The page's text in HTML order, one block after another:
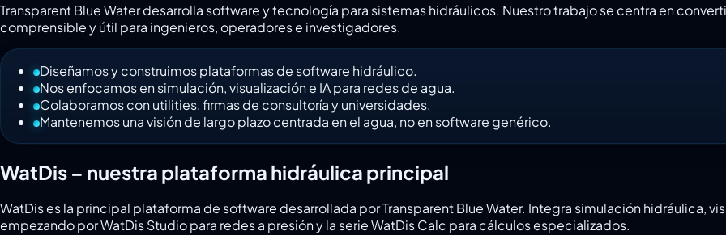
Transparent Blue Water desarrolla software y tecnología para sistemas hidráulicos. Nuestro trabajo se centra en
comprensible y útil para ingenieros, operadores e investigadores.
Diseñamos y construimos plataformas de software hidráulico.
Nos enfocamos en simulación, visualización e IA para redes de agua.
Colaboramos con utilities, firmas de consultoría y universidades.
Mantenemos una visión de largo plazo centrada en el agua, no en software genérico.
WatDis – nuestra plataforma hidráulica principal
WatDis es la principal plataforma de software desarrollada por Transparent Blue Water. Integra simulación hidráulica,
empezando por WatDis Studio para redes a presión y la serie WatDis Calc para cálculos especializados.